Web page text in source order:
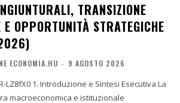
TRANSIZIONE
OPPORTUNITÀ STRATEGICHE
ECONOMIA.HU - 9 AGOSTO 2026
Esecutiva La
macroeconomica e istituzionale